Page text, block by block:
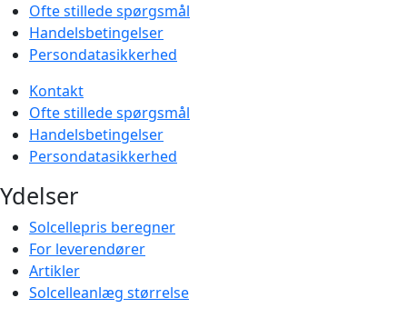
Ofte stillede spørgsmål
Handelsbetingelser
Persondatasikkerhed
Kontakt
Ofte stillede spørgsmål
Handelsbetingelser
Persondatasikkerhed
Ydelser
Solcellepris beregner
For leverendører
Artikler
Solcelleanlæg størrelse